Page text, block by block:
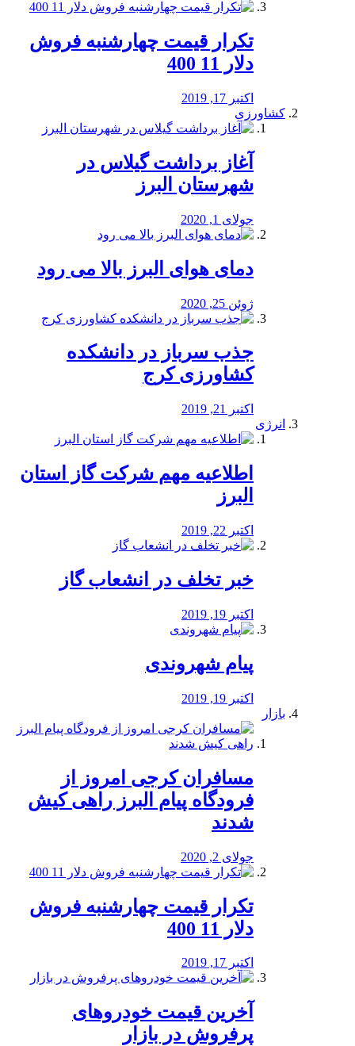
تکرار قیمت چهارشنبه فروش
دلار 11 400
اکتبر 17, 2019
کشاورزی
آغاز برداشت گیلاس در
شهرستان البرز
جولای 1, 2020
دمای هوای البرز بالا می رود
ژوئن 25, 2020
جذب سرباز در دانشکده
کشاورزی کرج
اکتبر 21, 2019
انرژی
️اطلاعیه مهم شرکت گاز استان
البرز
اکتبر 22, 2019
خبر تخلف در انشعاب گاز
اکتبر 19, 2019
پیام شهروندی
اکتبر 19, 2019
بازار
مسافران کرجی امروز از
فرودگاه پیام البرز راهی کیش
شدند
جولای 2, 2020
تکرار قیمت چهارشنبه فروش
دلار 11 400
اکتبر 17, 2019
آخرین قیمت خودرو‌های
پرفروش در بازار